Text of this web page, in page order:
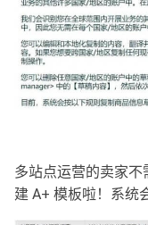
多站点运营的卖家
建 A+ 模板啦！系统